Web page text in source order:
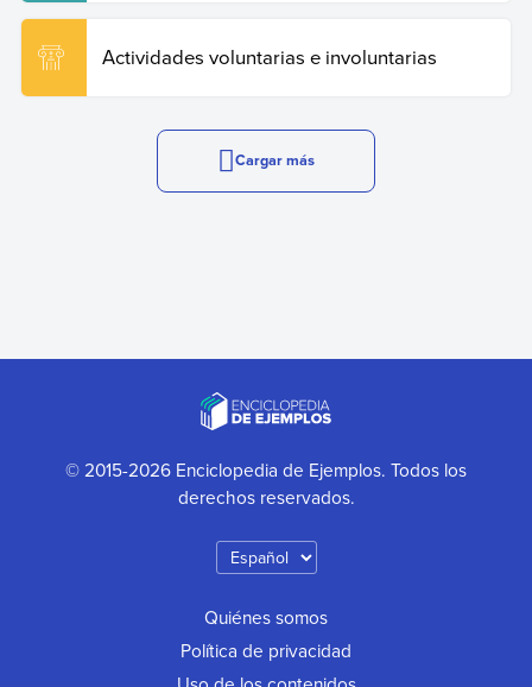
Actividades voluntarias e involuntarias
Cargar más
© 2015-2026 Enciclopedia de Ejemplos. Todos los
derechos reservados.
Quiénes somos
Política de privacidad